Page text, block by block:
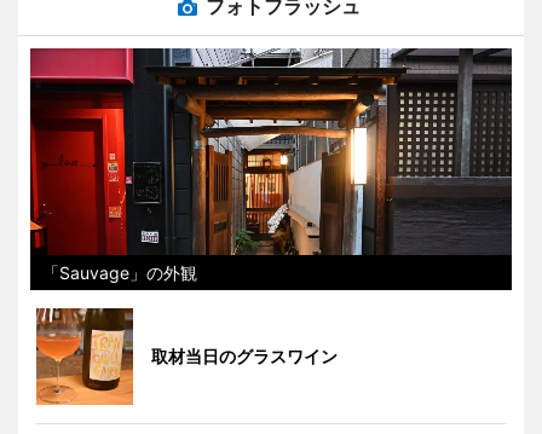
フォトフラッシュ
「Sauvage」の外観
取材当日のグラスワイン